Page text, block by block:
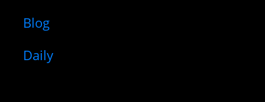
Blog
Daily